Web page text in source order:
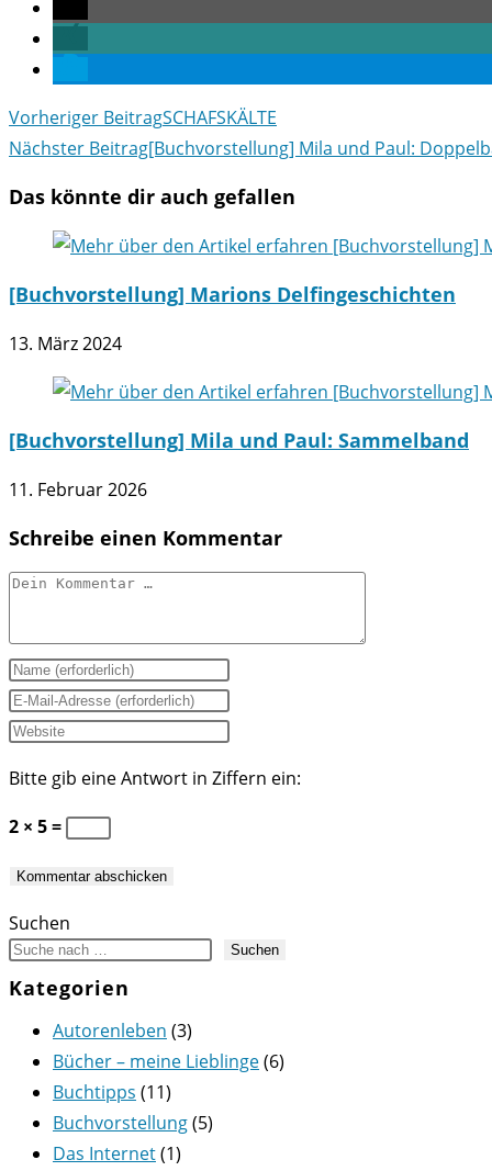
Weitere
Artikel
Vorheriger BeitragSCHAFSKÄLTE
Nächster Beitrag[Buchvorstellung] Mila und Paul:
Das könnte dir auch gefallen
[Buchvorstellung] Marions Delfingeschichten
13. März 2024
[Buchvorstellung] Mila und Paul: Sammelband
11. Februar 2026
Schreibe einen Kommentar
Kommentar
Gib
deinen
Namen
Benutzernamen
zum
ein
Gib
deine
Mail-
Adresse
Kommentieren
ein
Gib
Website-
URL
(optional)
Bitte gib eine Antwort in Ziffern ein:
2 × 5 =
Suchen
Suchen
Kategorien
Autorenleben (3)
Bücher – meine Lieblinge(6)
Buchtipps (11)
Buchvorstellung(5)
Das Internet(1)